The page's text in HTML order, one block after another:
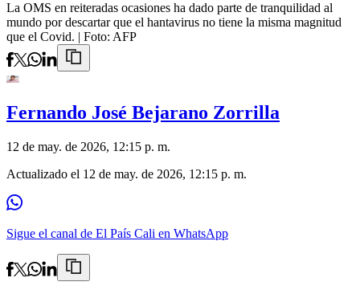
La OMS en reiteradas ocasiones ha dado parte de tranquilidad al
mundo por descartar que el hantavirus no tiene la misma magnitud
que el Covid. | Foto: AFP
Fernando José Bejarano Zorrilla
12 de may. de 2026, 12:15 p. m.
Actualizado el 12 de may. de 2026, 12:15 p. m.
Sigue el canal de El País Cali en WhatsApp